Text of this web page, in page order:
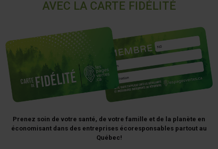
AVEC LA CARTE FIDÉLITÉ
Prenez soin de votre santé, de votre famille et de la planète en
économisant dans des entreprises écoresponsables partout au
Québec!